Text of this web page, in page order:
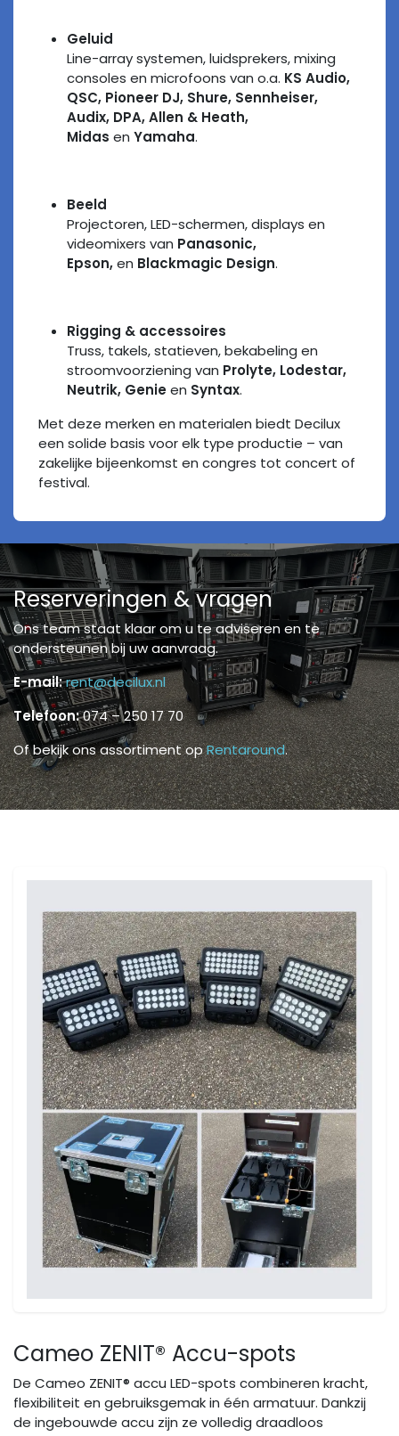
Geluid
Line-array systemen, luidsprekers, mixing
consoles en microfoons van o.a. KS Audio,
QSC, Pioneer DJ, Shure, Sennheiser,
Audix, DPA, Allen & Heath,
Midas en Yamaha.
Beeld
Projectoren, LED-schermen, displays en
videomixers van Panasonic,
Epson,en Blackmagic Design.
Rigging & accessoires
Truss, takels, statieven, bekabeling en
stroomvoorziening van Prolyte, Lodestar,
Neutrik, Genieen Syntax.
Met deze merken en materialen biedt Decilux
een solide basis voor elk type productie – van
zakelijke bijeenkomst en congres tot concert of
festival.
Reserveringen & vragen
Ons team staat klaar om u te adviseren en te
ondersteunen bij uw aanvraag.
E-mail:rent@decilux.nl
Telefoon:074 – 250 17 70
Of bekijk ons assortiment opRentaround.
Cameo ZENIT® Accu-spots
De Cameo ZENIT® accu LED-spots combineren kracht,
flexibiliteit en gebruiksgemak in één armatuur. Dankzij
de ingebouwde accu zijn ze volledig draadloos